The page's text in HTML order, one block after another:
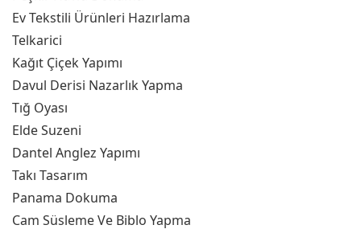
Ev Tekstili Ürünleri Hazırlama
Telkarici
Kağıt Çiçek Yapımı
Davul Derisi Nazarlık Yapma
Tığ Oyası
Elde Suzeni
Dantel Anglez Yapımı
Takı Tasarım
Panama Dokuma
Cam Süsleme Ve Biblo Yapma